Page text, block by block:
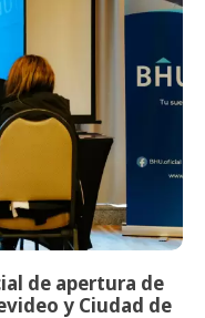
de apertura de
y Ciudad de